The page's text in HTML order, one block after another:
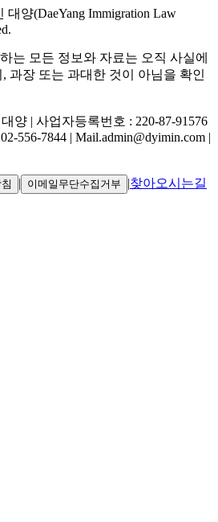
양(DaeYang Immigration Law
는 모든 정보와 자료는 오직 사실에
과장 또는 과대한 것이 아님을 확인
양 | 사업자등록번호 : 220-87-91576
556-7844 | Mail.admin@dyimin.com |
| 이메일무단수집거부 |찾아오시는길